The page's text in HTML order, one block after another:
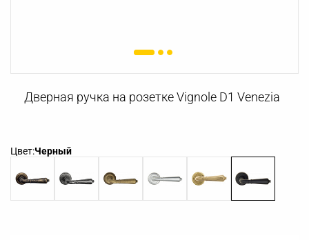
Дверная ручка на розетке Vignole D1 Venezia
Цвет:Черный